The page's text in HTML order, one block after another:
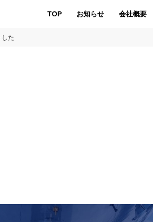
TOP お知らせ 会社概要
た